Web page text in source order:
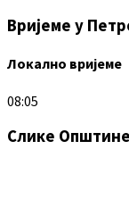
Вријеме у
Локално вријеме
08:05
Слике